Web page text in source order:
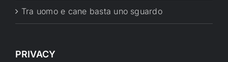
Tra uomo e cane basta uno sguardo
PRIVACY